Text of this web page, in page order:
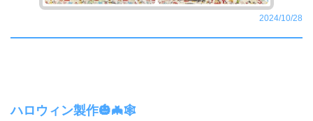
2024/10/28
ハロウィン製作🎃🦇🕸️